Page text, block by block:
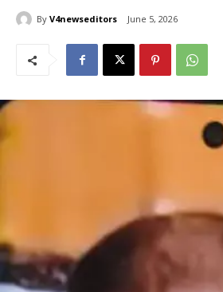
By V4newseditors June 5, 2026